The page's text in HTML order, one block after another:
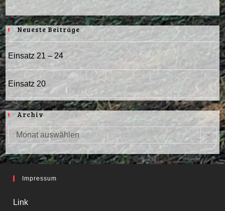
Neueste Beiträge
Einsatz 21 – 24
Einsatz 20
Archiv
Archiv
Monat auswählen
Impressum
Link